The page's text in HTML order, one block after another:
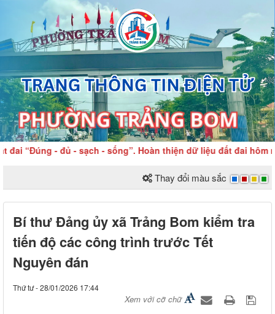
- đủ - sạch - sống”. Hoàn thiện dữ liệu đất đai hôm nay
Thay đổi màu sắc
Bí thư Đảng ủy xã Trảng Bom kiểm tra
tiến độ các công trình trước Tết
Nguyên đán
Thứ tư - 28/01/2026 17:44
Xem với cỡ chữ